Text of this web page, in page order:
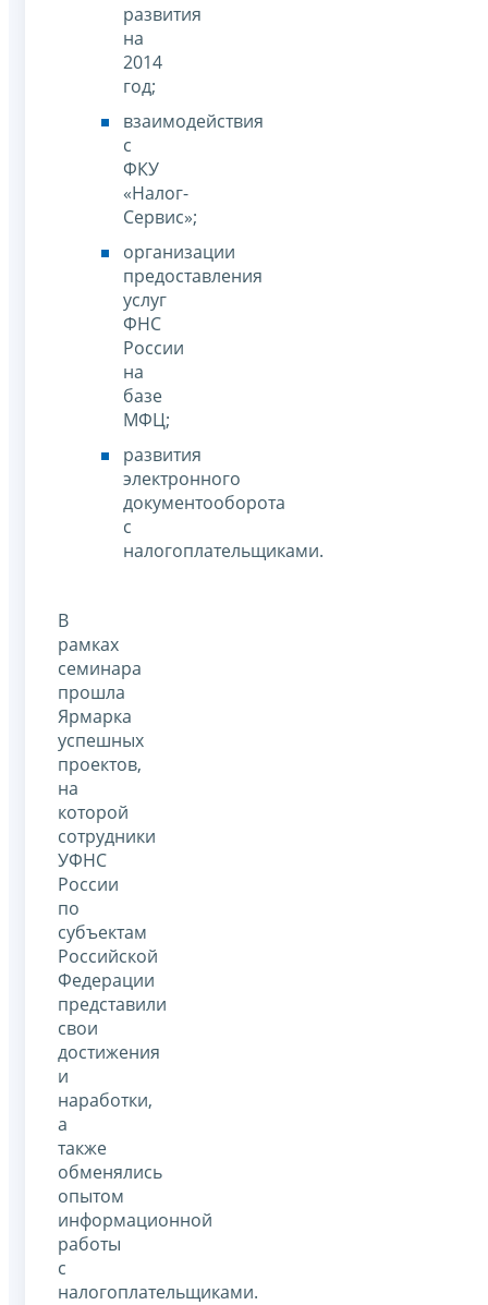
развития
на
2014
год;
взаимодействия
с
ФКУ
«Налог-
Сервис»;
организации
предоставления
услуг
ФНС
России
на
базе
МФЦ;
развития
электронного
документооборота
с
налогоплательщиками.
В
рамках
семинара
прошла
Ярмарка
успешных
проектов,
на
которой
сотрудники
УФНС
России
по
субъектам
Российской
Федерации
представили
свои
достижения
и
наработки,
а
также
обменялись
опытом
информационной
работы
с
налогоплательщиками.